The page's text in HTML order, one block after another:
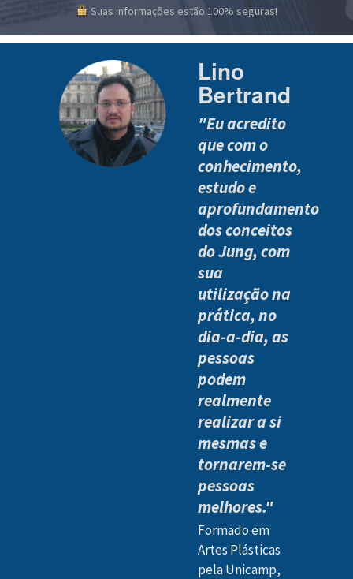
Suas informações estão 100% seguras!
Lino
Bertrand
"Eu acredito
que com o
conhecimento,
estudo e
aprofundamento
dos conceitos
do Jung, com
sua
utilização na
prática, no
dia-a-dia, as
pessoas
podem
realmente
realizar a si
mesmas e
tornarem-se
pessoas
melhores."
Formado em
Artes Plásticas
pela Unicamp,